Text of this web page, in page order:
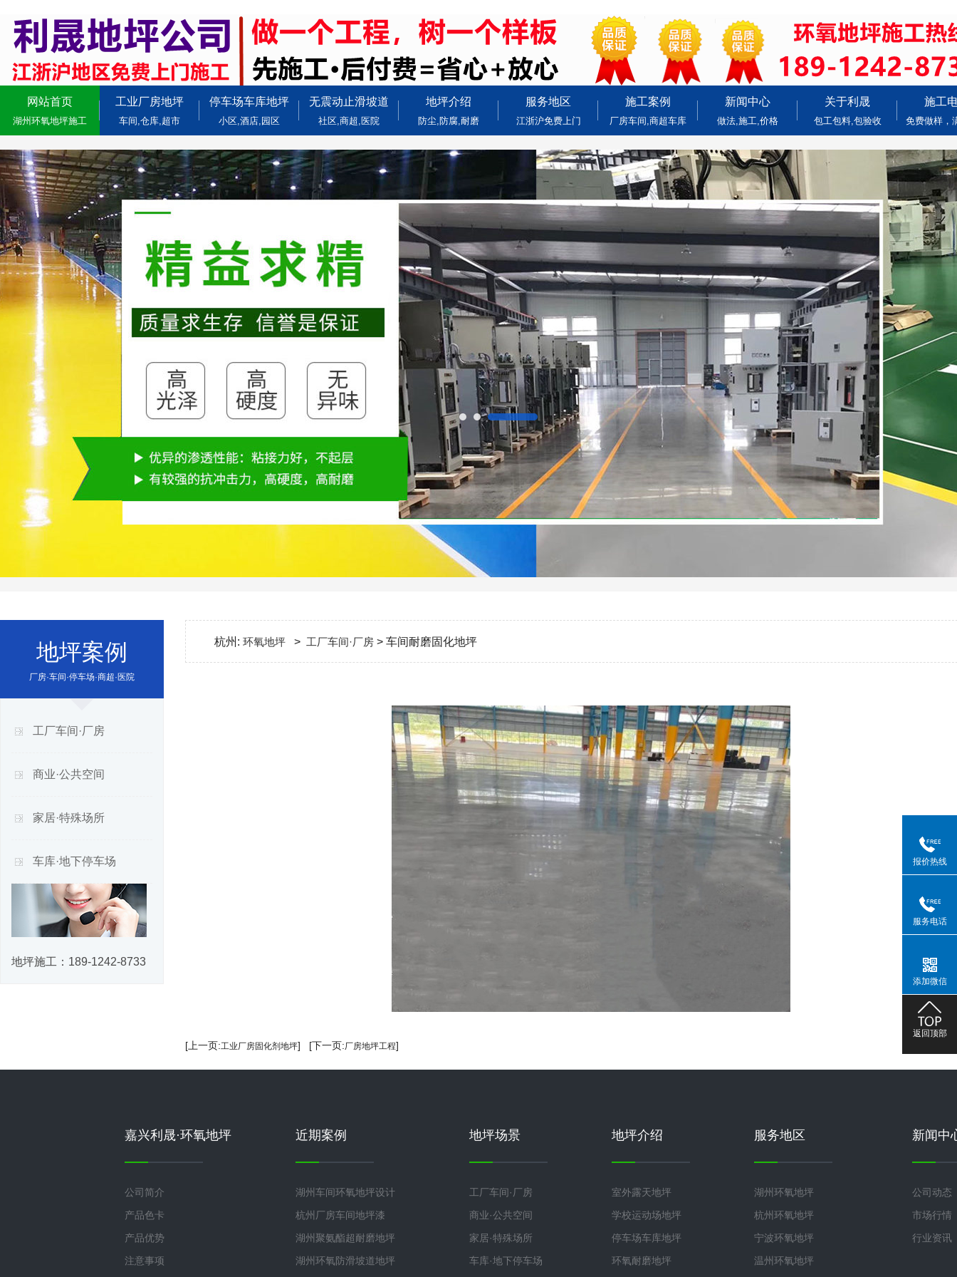
网站首页
湖州环氧地坪施工
工业厂房地坪
车间,仓库,超市
停车场车库地坪
小区,酒店,园区
无震动止滑坡道
社区,商超,医院
地坪介绍
防尘,防腐,耐磨
服务地区
江浙沪免费上门
施工案例
厂房车间,商超车库
新闻中心
做法,施工,价格
关于利晟
包工包料,包验收
施工
免费做样，
地坪案例
厂房·车间·停车场·商超·医院
工厂车间·厂房
商业·公共空间
家居·特殊场所
车库·地下停车场
地坪施工： 189-1242-8733
杭州: 环氧地坪 > 工厂车间·厂房 > 车间耐磨固化地坪
[上一页:工业厂房固化剂地坪] [下一页:厂房地坪工程]
嘉兴利晟·环氧地坪
公司简介
产品色卡
产品优势
注意事项
近期案例
湖州车间环氧地坪设计
杭州厂房车间地坪漆
湖州聚氨酯超耐磨地坪
湖州环氧防滑坡道地坪
地坪场景
工厂车间·厂房
商业·公共空间
家居·特殊场所
车库·地下停车场
地坪介绍
室外露天地坪
学校运动场地坪
停车场车库地坪
环氧耐磨地坪
服务地区
湖州环氧地坪
杭州环氧地坪
宁波环氧地坪
温州环氧地坪
新闻中
公司动态
市场行情
行业资讯
报价热线
服务电话
添加微信
返回顶部